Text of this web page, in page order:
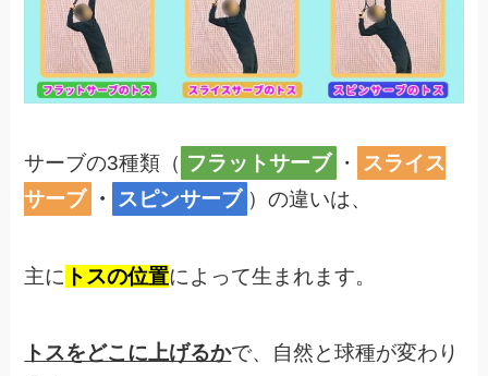
サーブの3種類（ フラットサーブ ・
スライス
サーブ
・ スピンサーブ ）の違いは、
主に トスの位置によって生まれます。
トスをどこに上げるかで、自然と球種が変わり